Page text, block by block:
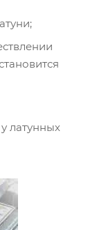
латунных